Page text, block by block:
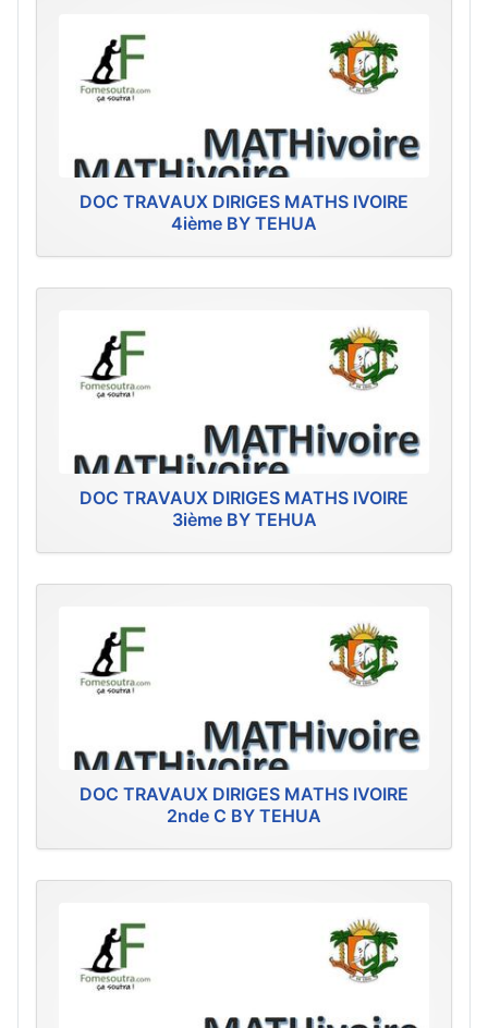
DOC TRAVAUX DIRIGES MATHS IVOIRE
4ième BY TEHUA
DOC TRAVAUX DIRIGES MATHS IVOIRE
3ième BY TEHUA
DOC TRAVAUX DIRIGES MATHS IVOIRE
2nde C BY TEHUA